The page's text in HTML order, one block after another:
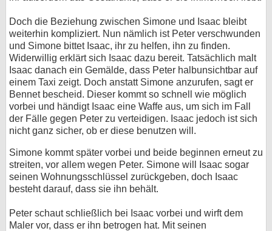
Doch die Beziehung zwischen Simone und Isaac bleibt
weiterhin kompliziert. Nun nämlich ist Peter verschwunden
und Simone bittet Isaac, ihr zu helfen, ihn zu finden.
Widerwillig erklärt sich Isaac dazu bereit. Tatsächlich malt
Isaac danach ein Gemälde, dass Peter halbunsichtbar auf
einem Taxi zeigt. Doch anstatt Simone anzurufen, sagt er
Bennet bescheid. Dieser kommt so schnell wie möglich
vorbei und händigt Isaac eine Waffe aus, um sich im Fall
der Fälle gegen Peter zu verteidigen. Isaac jedoch ist sich
nicht ganz sicher, ob er diese benutzen will.
Simone kommt später vorbei und beide beginnen erneut zu
streiten, vor allem wegen Peter. Simone will Isaac sogar
seinen Wohnungsschlüssel zurückgeben, doch Isaac
besteht darauf, dass sie ihn behält.
Peter schaut schließlich bei Isaac vorbei und wirft dem
Maler vor, dass er ihn betrogen hat. Mit seinen